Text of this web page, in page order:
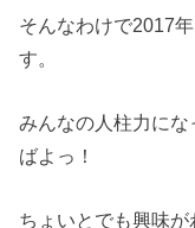
そんなわけで2017
す。
みんなの人柱力に
ばよっ！
ちょいとでも興味が